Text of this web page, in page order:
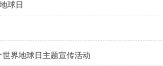
球日
界地球日主题宣传活动